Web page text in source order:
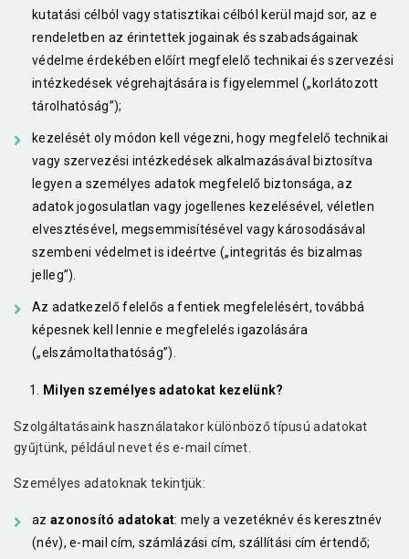
kutatási célból vagy statisztikai célból kerül majd sor, az e
rendeletben az érintettek jogainak és szabadságainak
védelme érdekében előírt megfelelő technikai és szervezési
intézkedések végrehajtására is figyelemmel („korlátozott
tárolhatóság”);
kezelését oly módon kell végezni, hogy megfelelő technikai
vagy szervezési intézkedések alkalmazásával biztosítva
legyen a személyes adatok megfelelő biztonsága, az
adatok jogosulatlan vagy jogellenes kezelésével, véletlen
elvesztésével, megsemmisítésével vagy károsodásával
szembeni védelmet is ideértve („integritás és bizalmas
jelleg”).
Az adatkezelő felelős a fentiek megfelelésért, továbbá
képesnek kell lennie e megfelelés igazolására
(„elszámoltathatóság”).
Milyen személyes adatokat kezelünk?
Szolgáltatásaink használatakor különböző típusú adatokat
gyűjtünk, például nevet és e-mail címet.
Személyes adatoknak tekintjük:
az azonosító adatokat: mely a vezetéknév és keresztnév
(név), e-mail cím, számlázási cím, szállítási cím értendő;